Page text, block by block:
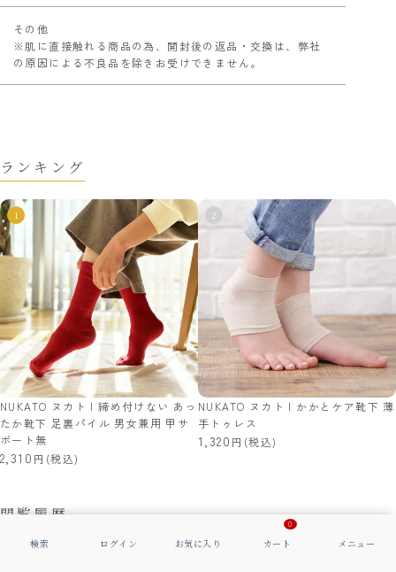
その他
※肌に直接触れる商品の為、開封後の返品・交換は、弊社
の原因による不良品を除きお受けできません。
ランキング
NUKATO ヌカト | 締め付けない あっ
たか靴下 足裏パイル 男女兼用 甲サ
ポート無
2,310 (税込)
NUKATO ヌカト | かかとケア靴下 薄
手トゥレス
1,320 (税込)
閲覧履歴 0